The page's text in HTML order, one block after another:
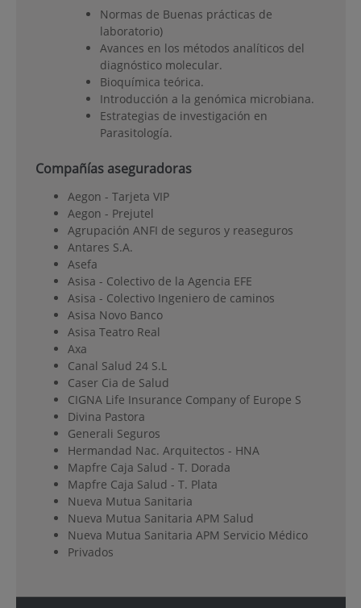
Normas de Buenas prácticas de
laboratorio)
Avances en los métodos analíticos del
diagnóstico molecular.
Bioquímica teórica.
Introducción a la genómica microbiana.
Estrategias de investigación en
Parasitología.
Compañías aseguradoras
Aegon - Tarjeta VIP
Aegon - Prejutel
Agrupación ANFI de seguros y reaseguros
Antares S.A.
Asefa
Asisa - Colectivo de la Agencia EFE
Asisa - Colectivo Ingeniero de caminos
Asisa Novo Banco
Asisa Teatro Real
Axa
Canal Salud 24 S.L
Caser Cia de Salud
CIGNA Life Insurance Company of Europe S
Divina Pastora
Generali Seguros
Hermandad Nac. Arquitectos - HNA
Mapfre Caja Salud - T. Dorada
Mapfre Caja Salud - T. Plata
Nueva Mutua Sanitaria
Nueva Mutua Sanitaria APM Salud
Nueva Mutua Sanitaria APM Servicio Médico
Privados